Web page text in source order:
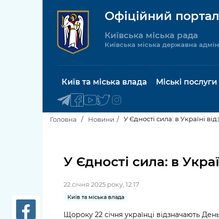
Офіційний
Київська міська рада
Київська міська державна
Київ та міська влада
Київська міська рада
Про Київ
Керівництво КМДА
Міські послуги
послуги
Паспорт,
Головна Новини У Єдності сила: в Україні
У Єдності сила: в
22 січня 2025 року, 12:17
Київ та міська влада
Щороку 22 січня українці відзначають